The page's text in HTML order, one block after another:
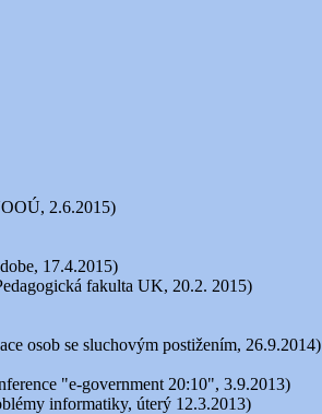
2.6.2015)
17.4.2015)
fakulta UK, 20.2. 2015)
osob se sluchovým postižením, 26.9.2014)
"e-government 20:10", 3.9.2013)
informatiky, úterý 12.3.2013)